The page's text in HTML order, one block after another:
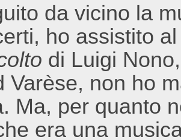
da vicino la
ho assistito
di Luigi
Varèse, non ho
Ma, per quanto
era una